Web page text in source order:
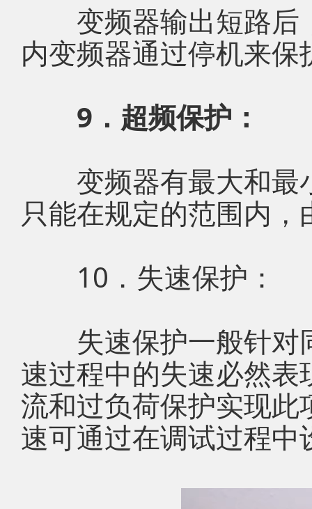
变频器输出短路后
内变频器通过停机来保
9．超频保护：
变频器有最大和最
只能在规定的范围内
10．失速保护：
失速保护一般针对
速过程中的失速必然
流和过负荷保护实现
速可通过在调试过程